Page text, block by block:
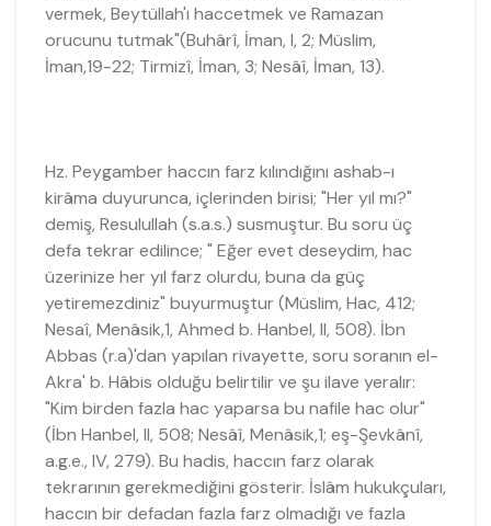
vermek, Beytüllah'ı haccetmek ve Ramazan
orucunu tutmak"(Buhârî, İman, l, 2; Müslim,
İman,19-22; Tirmizî, İman, 3; Nesâî, İman, 13).
Hz. Peygamber haccın farz kılındığını ashab-ı
kirâma duyurunca, içlerinden birisi; "Her yıl mı?"
demiş, Resulullah (s.a.s.) susmuştur. Bu soru üç
defa tekrar edilince; " Eğer evet deseydim, hac
üzerinize her yıl farz olurdu, buna da güç
yetiremezdiniz" buyurmuştur (Müslim, Hac, 412;
Nesaî, Menâsik,1, Ahmed b. Hanbel, II, 508). İbn
Abbas (r.a)'dan yapılan rivayette, soru soranın el-
Akra' b. Hâbis olduğu belirtilir ve şu ilave yeralır:
"Kim birden fazla hac yaparsa bu nafile hac olur"
(İbn Hanbel, II, 508; Nesâî, Menâsik,1; eş-Şevkânî,
a.g.e., IV, 279). Bu hadis, haccın farz olarak
tekrarının gerekmediğini gösterir. İslâm hukukçuları,
haccın bir defadan fazla farz olmadığı ve fazla